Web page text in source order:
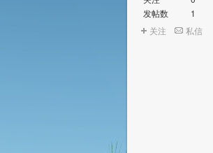
发帖数
1
关注
私信